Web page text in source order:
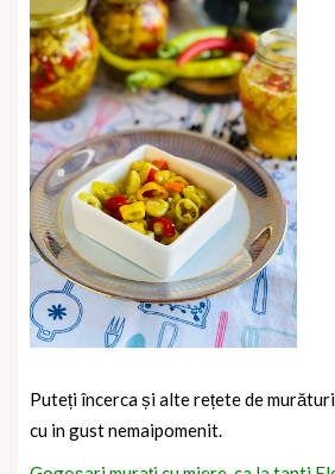
Puteți încerca și alte rețete de
cu in gust nemaipomenit.